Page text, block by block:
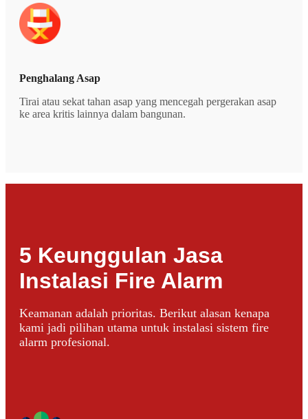
Penghalang Asap
Tirai atau sekat tahan asap yang mencegah pergerakan asap
ke area kritis lainnya dalam bangunan.
5 Keunggulan Jasa
Instalasi Fire Alarm
Keamanan adalah prioritas. Berikut alasan kenapa
kami jadi pilihan utama untuk instalasi sistem fire
alarm profesional.